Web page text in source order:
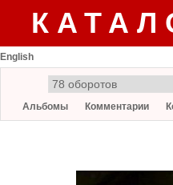
English
Альбомы Комментарии